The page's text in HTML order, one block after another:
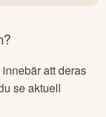
innebär att deras
se aktuell